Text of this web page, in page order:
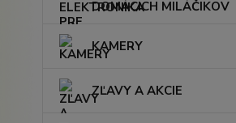
DOMÁCICH MILÁČIKOV
KAMERY
ZĽAVY A AKCIE